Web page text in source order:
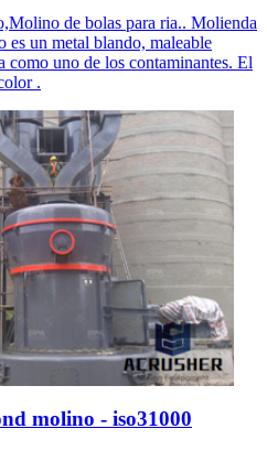
de bolas para ria.. Molienda
es un metal blando, maleable
como uno de los contaminantes. El
.
molino - iso31000